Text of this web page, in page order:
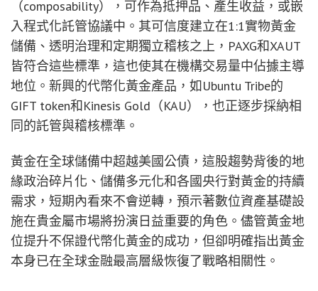
（composability），可作為抵押品、產生收益，或嵌
入程式化託管協議中。其可信度建立在1:1實物黃金
儲備、透明治理和定期獨立稽核之上，PAXG和XAUT
皆符合這些標準，這也使其在機構交易量中佔據主導
地位。新興的代幣化黃金產品，如Ubuntu Tribe的
GIFT token和Kinesis Gold（KAU），也正逐步採納相
同的託管與稽核標準。
黃金在全球儲備中超越美國公債，這股趨勢背後的地
緣政治碎片化、儲備多元化和各國央行對黃金的持續
需求，短期內看來不會逆轉，預示著數位資產基礎設
施在貴金屬市場將扮演日益重要的角色。儘管黃金地
位提升不保證代幣化黃金的成功，但卻明確指出黃金
本身已在全球金融最高層級恢復了戰略相關性。